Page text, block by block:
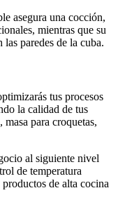
asegura una cocción,
mientras que su
las paredes de la cuba.
tus procesos
la calidad de tus
para croquetas,
al siguiente nivel
de temperatura
de alta cocina